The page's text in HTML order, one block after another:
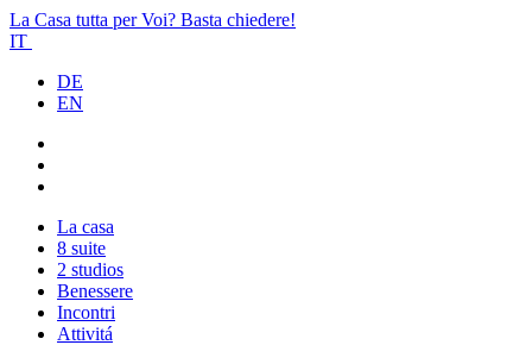
La Casa tutta per Voi? Basta chiedere!
IT
DE
EN
La casa
8 suite
2 studios
Benessere
Incontri
Attivitá